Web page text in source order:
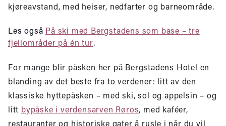
kjøreavstand, med heiser, nedfarter og barneområde.
Les også På ski med Bergstadens som base – tre
fjellområder på én tur.
For mange blir påsken her på Bergstadens Hotel en
blanding av det beste fra to verdener: litt av den
klassiske hyttepåsken – med ski, sol og appelsin – og
litt bypåske i verdensarven Røros, med kaféer,
restauranter og historiske gater å rusle i når du vil